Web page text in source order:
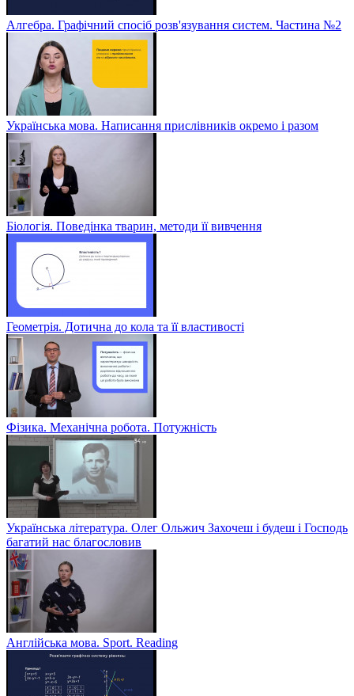
Алгебра. Графічний спосіб розв'язування систем. Частина №2
Українська мова. Написання прислівників окремо і разом
Біологія. Поведінка тварин, методи її вивчення
Геометрія. Дотична до кола та її властивості
Фізика. Механічна робота. Потужність
Українська література. Олег Ольжич Захочеш і будеш і Господь
багатий нас благословив
Англійська мова. Sport. Reading